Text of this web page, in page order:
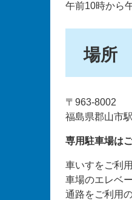
午前10時から
場所
〒963-8002
福島県郡山市
専用駐車場は
車いすをご利
車場のエレベ
通路をご利用